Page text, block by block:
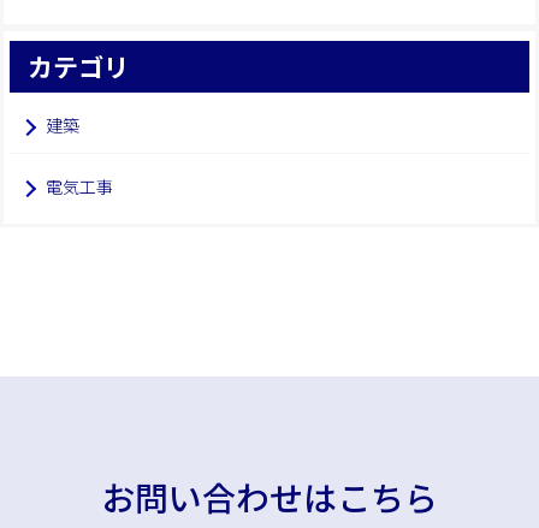
カテゴリ
建築
電気工事
お問い合わせはこちら